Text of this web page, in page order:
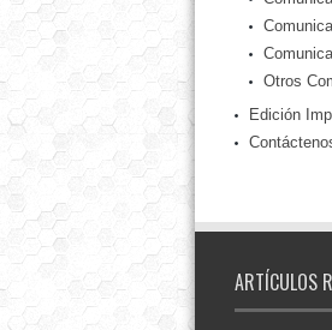
Otros
Edición
ARTÍCULOS